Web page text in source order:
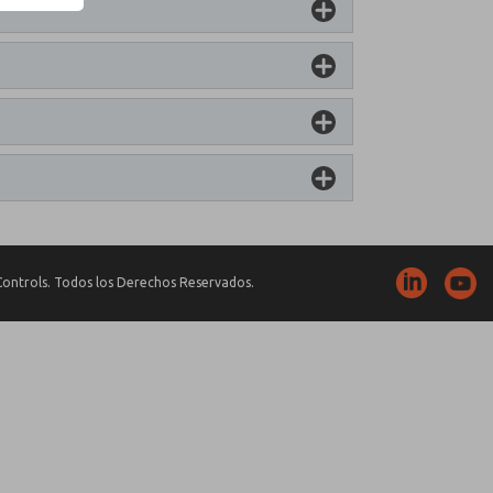
Todos los Derechos Reservados.